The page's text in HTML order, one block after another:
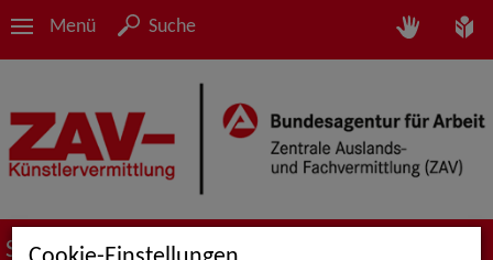
Menü Suche
Suche nach Künstler*innen